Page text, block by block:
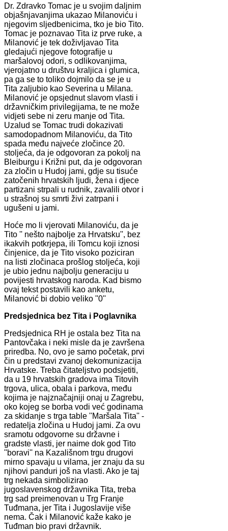
Dr. Zdravko Tomac je u svojim daljnim
objašnjavanjima ukazao Milanoviću i
njegovim sljedbenicima, tko je bio Tito.
Tomac je poznavao Tita iz prve ruke, a
Milanović je tek doživljavao Tita
gledajući njegove fotografije u
maršalovoj odori, s odlikovanjima,
vjerojatno u društvu kraljica i glumica,
pa ga se to toliko dojmilo da se je u
Tita zaljubio kao Severina u Milana.
Milanović je opsjednut slavom vlasti i
državničkim privilegijama, te ne može
vidjeti sebe ni zeru manje od Tita.
Uzalud se Tomac trudi dokazivati
samodopadnom Milanoviću, da Tito
spada među najveće zločince 20.
stoljeća, da je odgovoran za pokolj na
Bleiburgu i Križni put, da je odgovoran
za zločin u Hudoj jami, gdje su tisuće
zatočenih hrvatskih ljudi, žena i djece
partizani strpali u rudnik, zavalili otvor i
u strašnoj su smrti živi zatrpani i
ugušeni u jami.
Hoće mo li vjerovati Milanoviću, da je
Tito '' nešto najbolje za Hrvatsku'', bez
ikakvih potkrjepa, ili Tomcu koji iznosi
činjenice, da je Tito visoko poziciran
na listi zločinaca prošlog stoljeća, koji
je ubio jednu najbolju generaciju u
povijesti hrvatskog naroda. Kad bismo
ovaj tekst postavili kao anketu,
Milanović bi dobio veliko ''0''
Predsjednica bez Tita i Poglavnika
Predsjednica RH je ostala bez Tita na
Pantovčaka i neki misle da je završena
priredba. No, ovo je samo početak, prvi
čin u predstavi zvanoj dekomunizacija
Hrvatske. Treba čitateljstvo podsjetiti,
da u 19 hrvatskih gradova ima Titovih
trgova, ulica, obala i parkova, među
kojima je najznačajniji onaj u Zagrebu,
oko kojeg se borba vodi već godinama
za skidanje s trga table ''Maršala Tita'' -
redatelja zločina u Hudoj jami. Za ovu
sramotu odgovorne su državne i
gradste vlasti, jer naime dok god Tito
''boravi'' na Kazališnom trgu drugovi
mirno spavaju u vilama, jer znaju da su
njihovi panduri još na vlasti. Ako je taj
trg nekada simbolizirao
jugoslavenskog državnika Tita, treba
trg sad preimenovan u Trg Franje
Tuđmana, jer Tita i Jugoslavije više
nema. Čak i Milanović kaže kako je
Tuđman bio pravi državnik.